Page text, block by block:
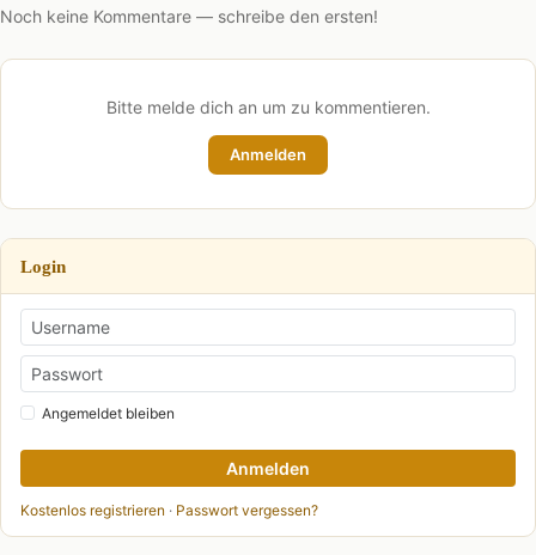
Noch keine Kommentare — schreibe den ersten!
Bitte melde dich an um zu kommentieren.
Anmelden
Login
Angemeldet bleiben
Anmelden
Kostenlos registrieren · Passwort vergessen?